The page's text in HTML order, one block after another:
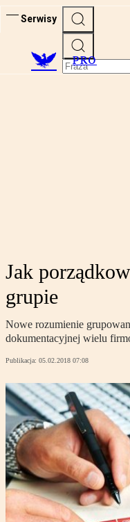
Serwisy
PRO
Jak
grupie
Nowe rozumienie
dokumentacyjnej wielu
Publikacja: 05.02.2018 07:08